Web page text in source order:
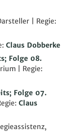
| Regie:
Claus Dobberke
Folge 08.
| Regie:
Folge 07.
Claus